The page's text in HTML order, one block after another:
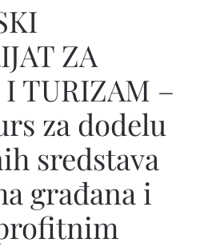
ZA
TURIZAM –
za dodelu
sredstava
građana i